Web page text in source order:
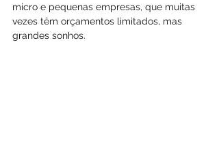
micro e pequenas empresas, que muitas
vezes têm orçamentos limitados, mas
grandes sonhos.